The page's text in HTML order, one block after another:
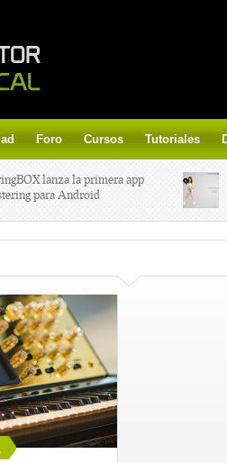
Foro Cursos Tutoriales
lanza la primera app
para Android
SDD-3000, el nuevo
delay.
de CLA Effects, aprende a
efectos a tus voces.